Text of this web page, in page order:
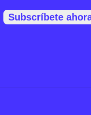
Subscríbete